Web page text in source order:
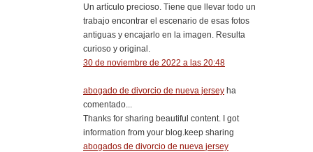
Un artículo precioso. Tiene que llevar todo un
trabajo encontrar el escenario de esas fotos
antiguas y encajarlo en la imagen. Resulta
curioso y original.
30 de noviembre de 2022 a las 20:48
abogado de divorcio de nueva jersey ha
comentado...
Thanks for sharing beautiful content. I got
information from your blog.keep sharing
abogados de divorcio de nueva jersey